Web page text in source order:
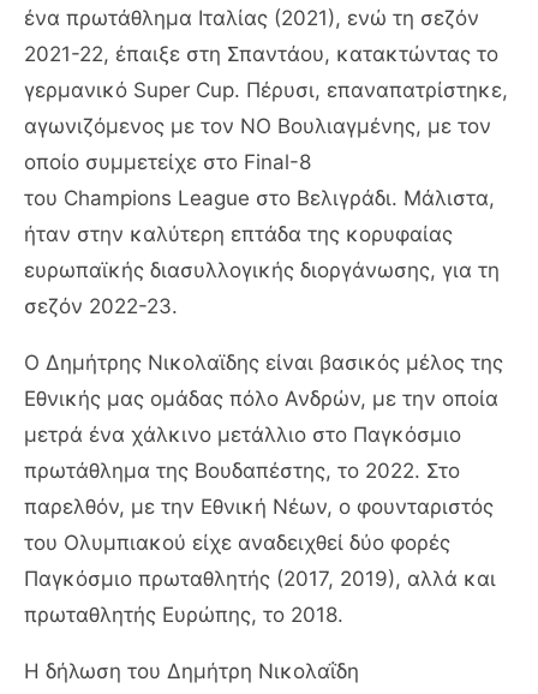
ένα πρωτάθλημα Ιταλίας (2021), ενώ τη σεζόν
2021-22, έπαιξε στη Σπαντάου, κατακτώντας το
γερμανικό Super Cup. Πέρυσι, επαναπατρίστηκε,
αγωνιζόμενος με τον ΝΟ Βουλιαγμένης, με τον
οποίο συμμετείχε στο Final-8
του Champions League στο Βελιγράδι. Μάλιστα,
ήταν στην καλύτερη επτάδα της κορυφαίας
ευρωπαϊκής διασυλλογικής διοργάνωσης, για τη
σεζόν 2022-23.
Ο Δημήτρης Νικολαϊδης είναι βασικός μέλος της
Εθνικής μας ομάδας πόλο Ανδρών, με την οποία
μετρά ένα χάλκινο μετάλλιο στο Παγκόσμιο
πρωτάθλημα της Βουδαπέστης, το 2022. Στο
παρελθόν, με την Εθνική Νέων, ο φουνταριστός
του Ολυμπιακού είχε αναδειχθεί δύο φορές
Παγκόσμιο πρωταθλητής (2017, 2019), αλλά και
πρωταθλητής Ευρώπης, το 2018.
Η δήλωση του Δημήτρη Νικολαΐδη